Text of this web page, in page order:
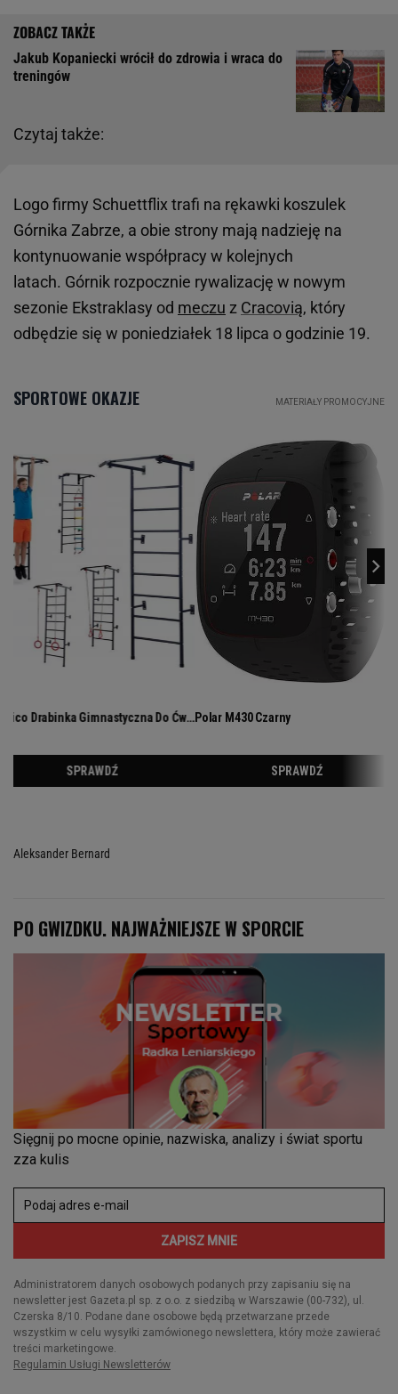
Czytaj także:
Jakub Kopaniecki wrócił do zdrowia i wraca do
treningów
Logo firmy Schuettflix trafi na rękawki koszulek
Górnika Zabrze, a obie strony mają nadzieję na
kontynuowanie współpracy w kolejnych
latach. Górnik rozpocznie rywalizację w nowym
sezonie Ekstraklasy od meczu z Cracovią, który
odbędzie się w poniedziałek 18 lipca o godzinie 19.
Aleksander Bernard